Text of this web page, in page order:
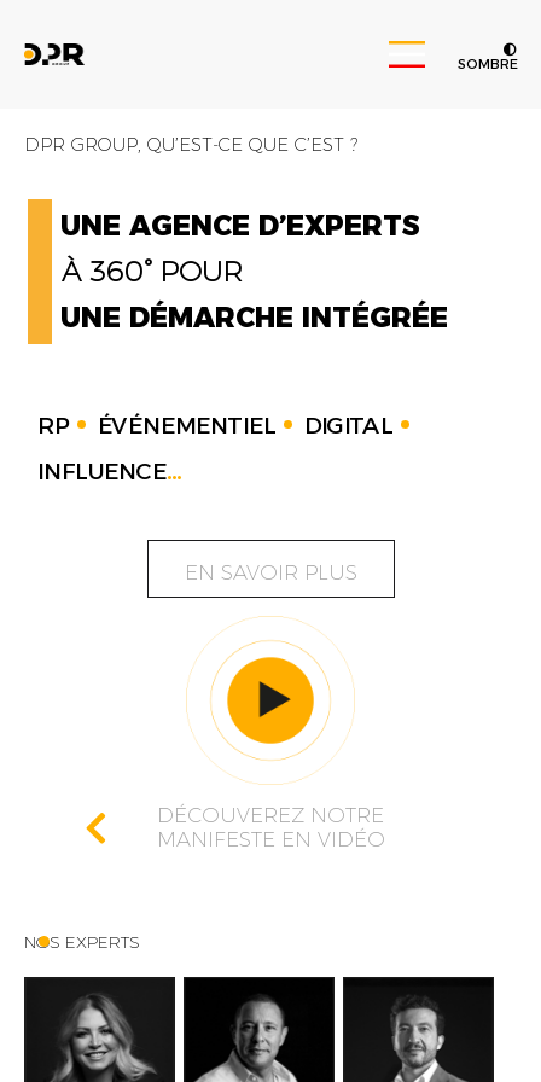
SOMBRE
DPR GROUP, QU’EST-CE QUE C’EST ?
UNE AGENCE D’EXPERTS
À 360° POUR
UNE DÉMARCHE INTÉGRÉE
RP ÉVÉNEMENTIEL
DIGITAL
INFLUENCE...
EN SAVOIR PLUS
DÉCOUVEREZ NOTRE
MANIFESTE EN VIDÉO
NOS EXPERTS